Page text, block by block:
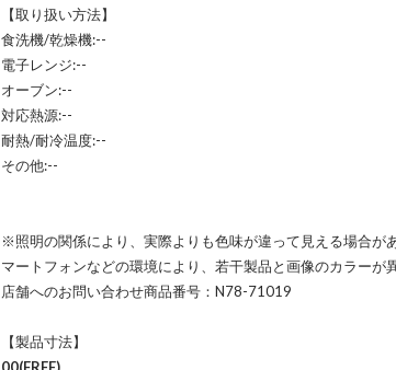
【取り扱い方法】
食洗機/乾燥機:--
電子レンジ:--
オーブン:--
対応熱源:--
耐熱/耐冷温度:--
その他:--
※照明の関係により、実際よりも色味が違って見える場合が
マートフォンなどの環境により、若干製品と画像のカラーが
店舗へのお問い合わせ商品番号：N78-71019
【製品寸法】